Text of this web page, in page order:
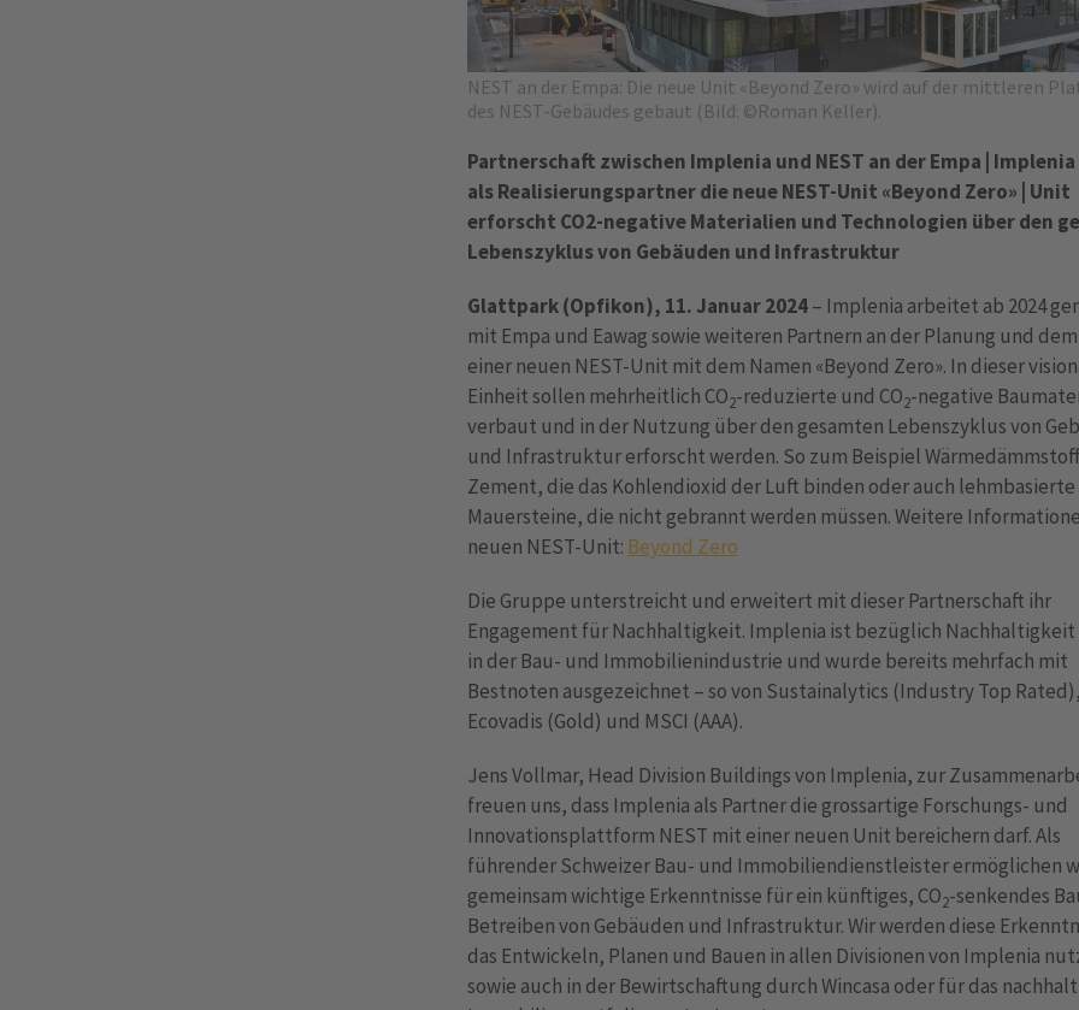
NEST an der Empa: Die neue Unit «Beyond Zero» wird auf der mittleren
des NEST-Gebäudes gebaut (Bild: ©Roman Keller).
Partnerschaft zwischen Implenia und NEST an der Empa |
als Realisierungspartner die neue NEST-Unit «Beyond Zero» | Unit
erforscht CO2-negative Materialien und Technologien über den
Lebenszyklus von Gebäuden und Infrastruktur
Glattpark (Opfikon), 11. Januar 2024– Implenia arbeitet ab 2024
mit Empa und Eawag sowie weiteren Partnern an der Planung und dem
einer neuen NEST-Unit mit dem Namen «Beyond Zero». In dieser
Einheit sollen mehrheitlich CO2-reduzierte und CO2-negative
verbaut und in der Nutzung über den gesamten Lebenszyklus von
und Infrastruktur erforscht werden. So zum Beispiel
Zement, die das Kohlendioxid der Luft binden oder auch lehmbasierte
Mauersteine, die nicht gebrannt werden müssen. Weitere
neuen NEST-Unit: Beyond Zero
Die Gruppe unterstreicht und erweitert mit dieser Partnerschaft ihr
Engagement für Nachhaltigkeit. Implenia ist bezüglich
in der Bau- und Immobilien­industrie und wurde bereits mehrfach mit
Bestnoten ausgezeichnet – so von Sustainalytics (Industry Top Rated),
Ecovadis (Gold) und MSCI (AAA).
Jens Vollmar, Head Division Buildings von Implenia, zur
freuen uns, dass Implenia als Partner die grossartige Forschungs- und
Innovationsplattform NEST mit einer neuen Unit bereichern darf. Als
führender Schweizer Bau- und Immobiliendienstleister ermöglichen
gemeinsam wichtige Erkenntnisse für ein künftiges, CO2-senkendes
Betreiben von Gebäuden und Infrastruktur. Wir werden diese
das Entwickeln, Planen und Bauen in allen Divisionen von Implenia
sowie auch in der Bewirtschaftung durch Wincasa oder für das